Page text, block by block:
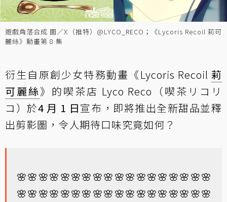
遊戲角落合成 圖／X（推特）@LYCO_RECO；《Lycoris Recoil 莉可
麗絲》動畫第 8 集
衍生自原創少女特務動畫《Lycoris Recoil 莉
可麗絲》的喫茶店 Lyco Reco（喫茶リコリ
コ）於4 月 1 日宣布，即將推出全新甜品並釋
出剪影圖，令人期待口味究竟如何？
🌸🌸🌸🌸🌸🌸🌸🌸🌸🌸🌸🌸🌸🌸🌸🌸🌸🌸
🌸🌸🌸🌸🌸🌸🌸🌸🌸🌸🌸🌸🌸🌸🌸🌸🌸🌸